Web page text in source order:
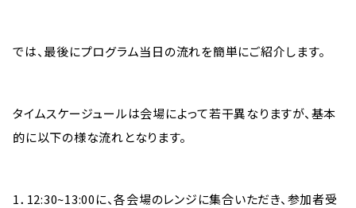
では、最後にプログラム当日の流れを簡単にご紹介します。
タイムスケージュールは会場によって若干異なりますが、基本
的に以下の様な流れとなります。
1．12:30~13:00に、各会場のレンジに集合いただき、参加者受